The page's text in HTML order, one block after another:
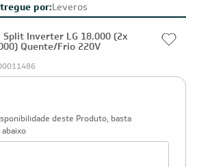
por:Leveros
Inverter LG 18.000 (2x
Quente/Frio 220V
deste Produto, basta